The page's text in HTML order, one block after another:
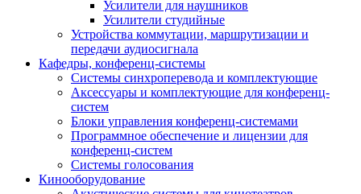
Усилители для наушников
Усилители студийные
Устройства коммутации, маршрутизации и
передачи аудиосигнала
Кафедры, конференц-системы
Cистемы синхроперевода и комплектующие
Аксессуары и комплектующие для конференц-
систем
Блоки управления конференц-системами
Программное обеспечение и лицензии для
конференц-систем
Системы голосования
Кинооборудование